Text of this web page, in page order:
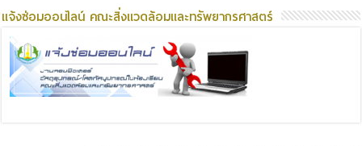
แจ้งซ่อมออนไลน์ คณะสิ่งแวดล้อมและทรัพยากรศาสตร์